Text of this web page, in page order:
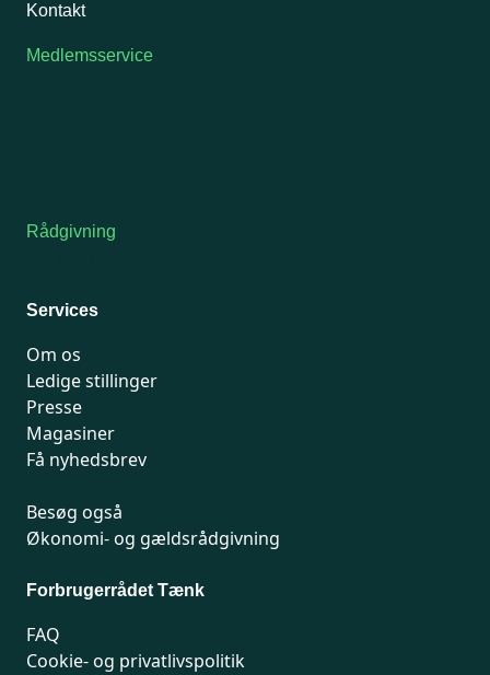
Kontakt
Medlemsservice
Rådgivning
Services
Om os
Ledige stillinger
Presse
Magasiner
Få nyhedsbrev
Besøg også
Økonomi- og gældsrådgivning
Forbrugerrådet Tænk
FAQ
Cookie- og privatlivspolitik